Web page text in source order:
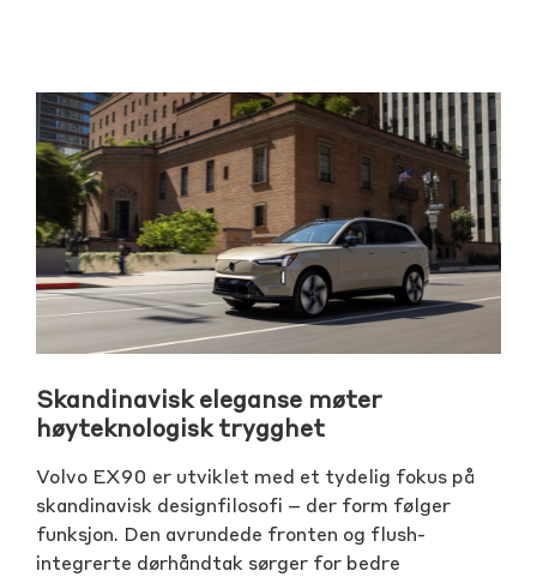
Skandinavisk eleganse møter
høyteknologisk trygghet
Volvo EX90 er utviklet med et tydelig fokus på
skandinavisk designfilosofi – der form følger
funksjon. Den avrundede fronten og flush-
integrerte dørhåndtak sørger for bedre